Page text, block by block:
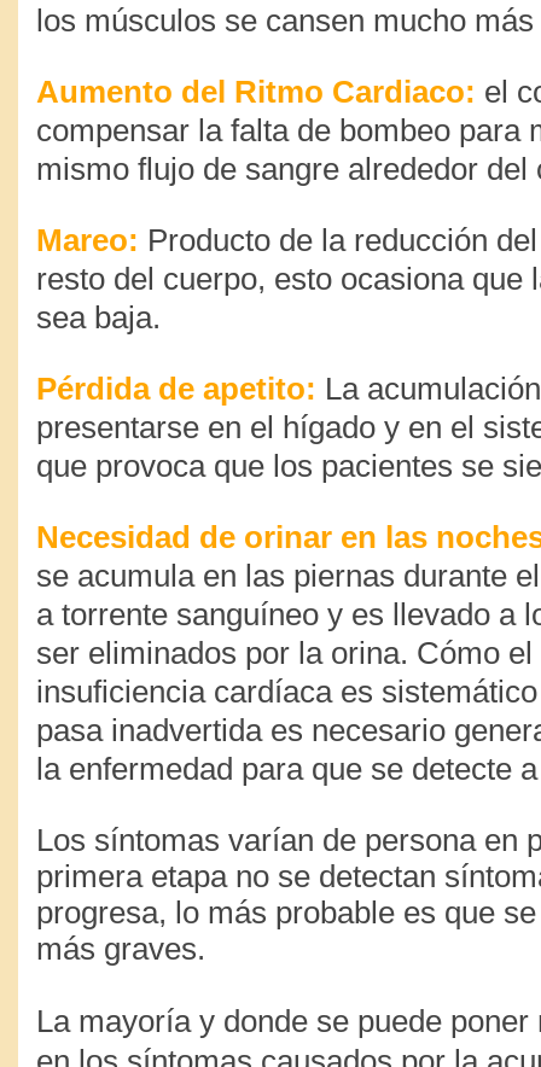
los músculos se cansen mucho
Aumento del Ritmo Cardiaco: el
compensar la falta de bombeo para
mismo flujo de sangre alrededor del
Mareo: Producto de la reducción
resto del cuerpo, esto ocasiona que
sea baja.
Pérdida de apetito: La
presentarse en el hígado y en el
que provoca que los pacientes se
Necesidad de orinar en las
se acumula en las piernas durante
a torrente sanguíneo y es llevado a
ser eliminados por la orina. Cómo el
insuficiencia cardíaca es
pasa inadvertida es necesario
la enfermedad para que se detecte
Los síntomas varían de persona en
primera etapa no se detectan
progresa, lo más probable es que
más graves.
La mayoría y donde se puede